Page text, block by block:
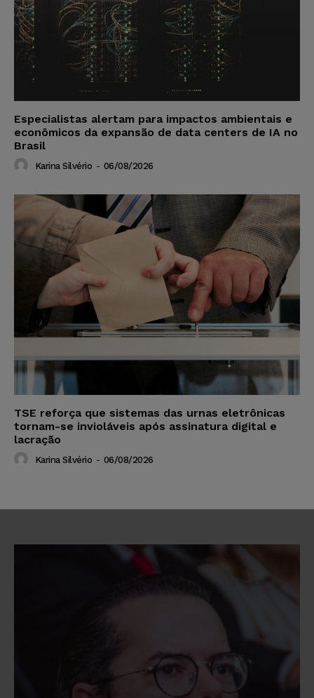
Especialistas alertam para impactos ambientais e
econômicos da expansão de data centers de IA no
Brasil
Karina Silvério - 06/08/2026
TSE reforça que sistemas das urnas eletrônicas
tornam-se invioláveis após assinatura digital e
lacração
Karina Silvério - 06/08/2026